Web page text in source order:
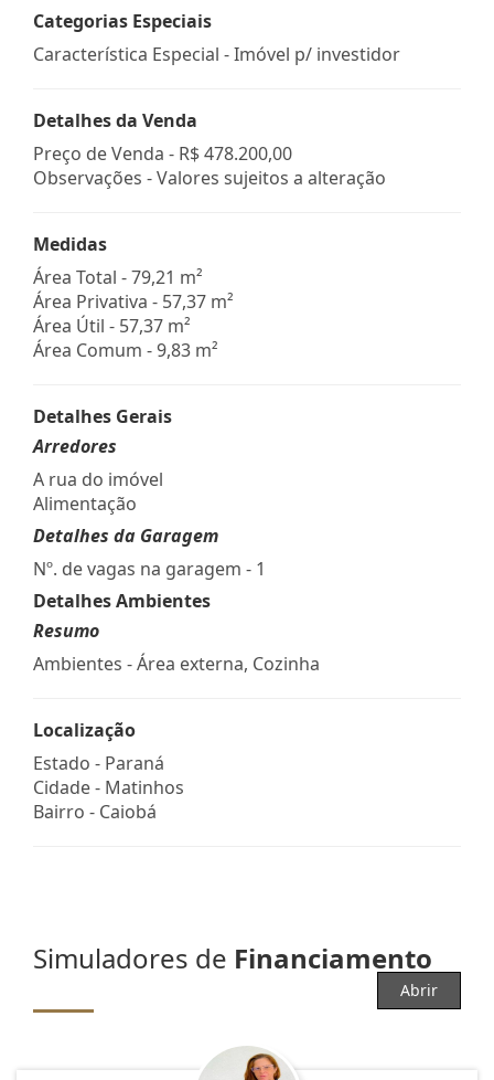
Categorias Especiais
Característica Especial - Imóvel p/ investidor
Detalhes da Venda
Preço de Venda - R$ 478.200,00
Observações - Valores sujeitos a alteração
Medidas
Área Total - 79,21 m²
Área Privativa - 57,37 m²
Área Útil - 57,37 m²
Área Comum - 9,83 m²
Detalhes Gerais
Arredores
A rua do imóvel
Alimentação
Detalhes da Garagem
Nº. de vagas na garagem - 1
Detalhes Ambientes
Resumo
Ambientes - Área externa, Cozinha
Localização
Estado - Paraná
Cidade - Matinhos
Bairro - Caiobá
Simuladores de Financiamento
Abrir